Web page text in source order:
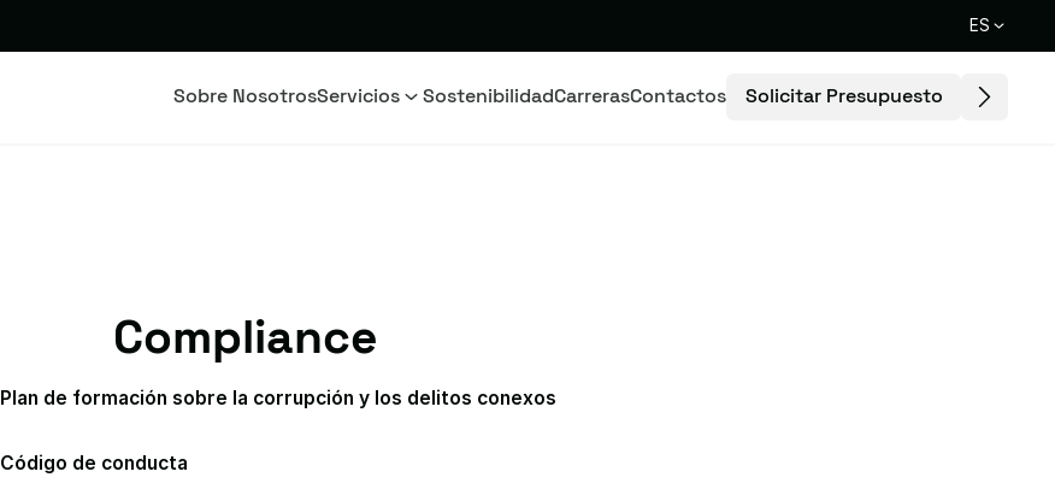
ES
Sobre NosotrosServicios SostenibilidadCarrerasContactos Solicitar Presupuesto
Compliance
Plan de formación sobre la corrupción y los delitos conexos
Código de conducta